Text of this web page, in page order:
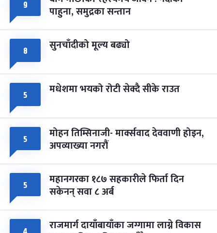
८ फागुपूर्णिमा
चैत्र ८, २०८३-Mar 22, 2027
७ महिना बाँकी
९ पाहुना, समुद्रका सन्तान
८ सुनचाँदीको मूल्य बढ्यो
५ मधेशमा भयको रोटी सेक्दै सीके राउत
५ मोहन तिम्सिनाजी- मार्क्सवाद देववाणी होइन,
अपव्याख्या नगरौं
५ महानगरका १८७ सहकारीले फिर्ता दिन
सकेनन् सवा ८ अर्ब
राजमार्ग दायाँबायाँका जग्गामा लाग्ने विकास